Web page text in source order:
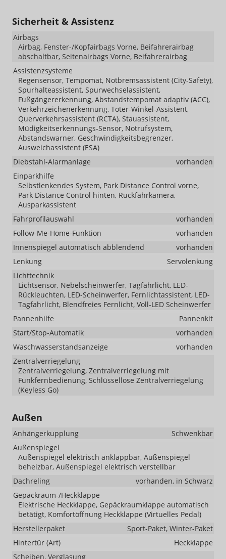
Sicherheit & Assistenz
Airbags
Airbag, Fenster-/Kopfairbags Vorne, Beifahrerairbag
abschaltbar, Seitenairbags Vorne, Beifahrerairbag
Assistenzsysteme
Regensensor, Tempomat, Notbremsassistent (City-Safety),
Spurhalteassistent, Spurwechselassistent,
Fußgängererkennung, Abstandstempomat adaptiv (ACC),
Verkehrzeichenerkennung, Toter-Winkel-Assistent,
Querverkehrsassistent (RCTA), Stauassistent,
Müdigkeitserkennungs-Sensor, Notrufsystem,
Abstandswarner, Geschwindigkeitsbegrenzer,
Ausweichassistent (ESA)
Diebstahl-Alarmanlage
vorhanden
Einparkhilfe
Selbstlenkendes System, Park Distance Control vorne,
Park Distance Control hinten, Rückfahrkamera,
Ausparkassistent
Fahrprofilauswahl
vorhanden
Follow-Me-Home-Funktion
vorhanden
Innenspiegel automatisch abblendend
vorhanden
Lenkung
Servolenkung
Lichttechnik
Lichtsensor, Nebelscheinwerfer, Tagfahrlicht, LED-
Rückleuchten, LED-Scheinwerfer, Fernlichtassistent, LED-
Tagfahrlicht, Blendfreies Fernlicht, Voll-LED Scheinwerfer
Pannenhilfe
Pannenkit
Start/Stop-Automatik
vorhanden
Waschwasserstandsanzeige
vorhanden
Zentralverriegelung
Zentralverriegelung, Zentralverriegelung mit
Funkfernbedienung, Schlüssellose Zentralverriegelung
(Keyless Go)
Außen
Anhängerkupplung
Schwenkbar
Außenspiegel
Außenspiegel elektrisch anklappbar, Außenspiegel
beheizbar, Außenspiegel elektrisch verstellbar
Dachreling
vorhanden, in Schwarz
Gepäckraum-/Heckklappe
Elektrische Heckklappe, Gepäckraumklappe automatisch
betätigt, Komfortöffnung Heckklappe (Virtuelles Pedal)
Herstellerpaket
Sport-Paket, Winter-Paket
Hintertür (Art)
Heckklappe
Scheiben, Verglasung